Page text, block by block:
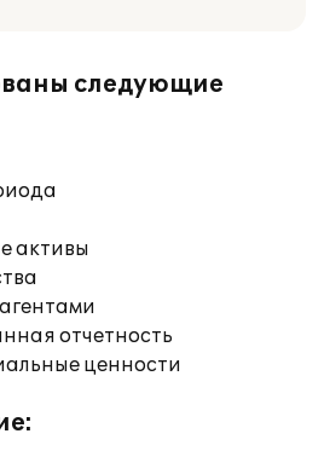
следующие
активы
отчетность
ценности